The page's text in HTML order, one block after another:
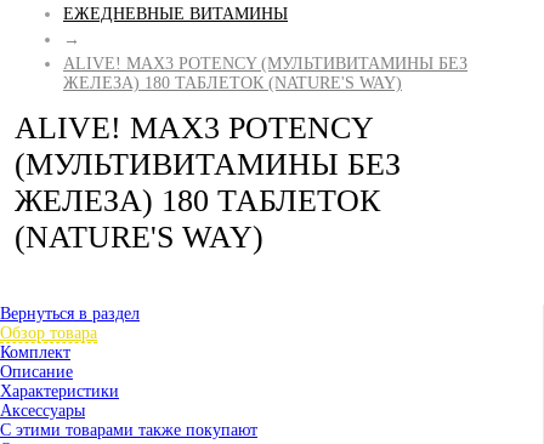
ЕЖЕДНЕВНЫЕ ВИТАМИНЫ
→
ALIVE! MAX3 POTENCY (МУЛЬТИВИТАМИНЫ БЕЗ
ЖЕЛЕЗА) 180 ТАБЛЕТОК (NATURE'S WAY)
ALIVE! MAX3 POTENCY
(МУЛЬТИВИТАМИНЫ БЕЗ
ЖЕЛЕЗА) 180 ТАБЛЕТОК
(NATURE'S WAY)
Вернуться в раздел
Обзор товара
Комплект
Описание
Характеристики
Аксессуары
С этими товарами также покупают